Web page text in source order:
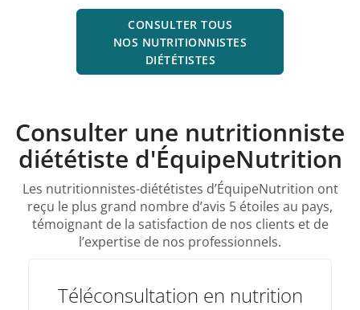
CONSULTER TOUS
NOS NUTRITIONNISTES
DIÉTÉTISTES
Consulter une nutritionniste
diététiste d'ÉquipeNutrition
Les nutritionnistes-diététistes d’ÉquipeNutrition ont
reçu le plus grand nombre d’avis 5 étoiles au pays,
témoignant de la satisfaction de nos clients et de
l’expertise de nos professionnels.
Téléconsultation en nutrition